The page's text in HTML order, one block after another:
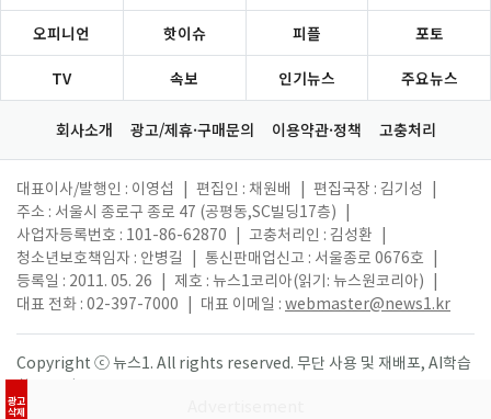
광고
삭제
오피니언 핫이슈 피플 포토
TV 속보 인기뉴스 주요뉴스
회사소개 광고/제휴·구매문의 이용약관·정책 고충처리
대표이사/발행인 : 이영섭 편집인 : 채원배 편집국장 : 김기성
주소 : 서울시 종로구 종로 47 (공평동,SC빌딩17층)
사업자등록번호 : 101-86-62870
고충처리인 : 김성환
청소년보호책임자 : 안병길
통신판매업신고 : 서울종로 0676호
등록일 : 2011. 05. 26
제호 : 뉴스1코리아(읽기: 뉴스원코리아)
대표 전화 : 02-397-7000
대표 이메일 : webmaster@news1.kr
Copyright ⓒ 뉴스1. All rights reserved. 무단 사용 및 재배포, AI학습
활용 금지.